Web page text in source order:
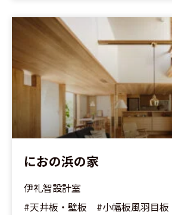
におの浜の家
伊礼智設計室
#天井板・壁板 #小幅板風羽目板